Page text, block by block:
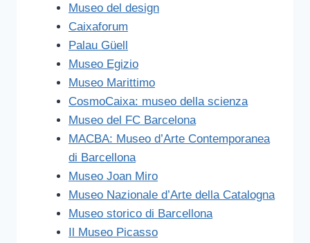
Museo del design
Caixaforum
Palau Güell
Museo Egizio
Museo Marittimo
CosmoCaixa: museo della scienza
Museo del FC Barcelona
MACBA: Museo d’Arte Contemporanea
di Barcellona
Museo Joan Miro
Museo Nazionale d’Arte della Catalogna
Museo storico di Barcellona
Il Museo Picasso